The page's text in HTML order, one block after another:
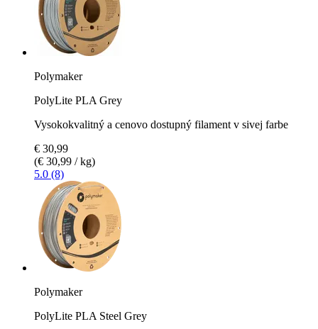
Polymaker
PolyLite PLA Grey
Vysokokvalitný a cenovo dostupný filament v sivej farbe
€ 30,99
(€ 30,99 / kg)
5.0 (8)
Polymaker
PolyLite PLA Steel Grey